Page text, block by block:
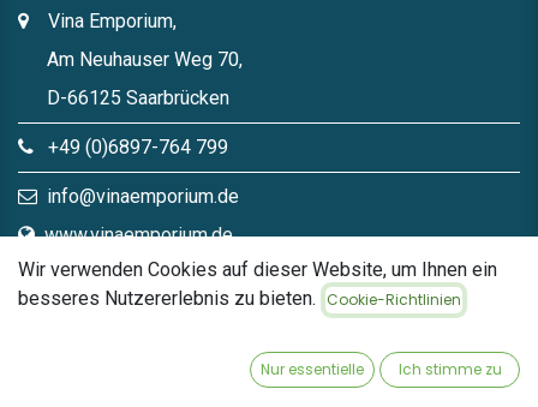
Vina Emporium,
Am Neuhauser Weg 70,
D-66125 Saarbrücken
+49 (0)6897-764 799
info@vinaemporium.de
www.vinaemporium.de
Direktlinks​
Wir verwenden Cookies auf dieser Website, um Ihnen ein
besseres Nutzererlebnis zu bieten.
Cookie-Richtlinien
Nur essentielle Ich stimme zu